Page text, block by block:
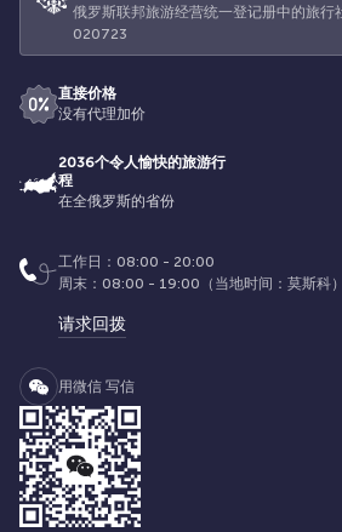
俄罗斯联邦旅游经营统一登记册中的旅
020723
直接价格
没有代理加价
2036个令人愉快的旅游行
程
在全俄罗斯的省份
工作日：08:00 - 20:00
周末：08:00 - 19:00（当地时间：莫斯科）
请求回拨
用微信 写信